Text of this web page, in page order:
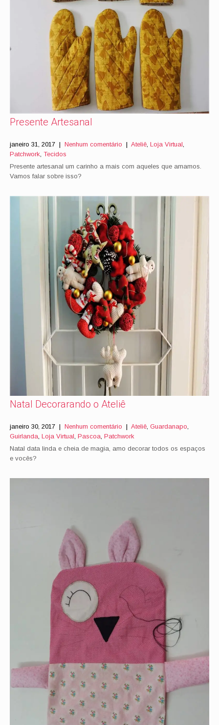
Presente Artesanal
janeiro 31, 2017 | Nenhum comentário | Ateliê, Loja Virtual,
Patchwork, Tecidos
Presente artesanal um carinho a mais com aqueles que amamos.
Vamos falar sobre isso?
Natal Decorarando o Ateliê
janeiro 30, 2017 | Nenhum comentário | Ateliê, Guardanapo,
Guirlanda, Loja Virtual, Pascoa, Patchwork
Natal data linda e cheia de magia, amo decorar todos os espaços
e vocês?